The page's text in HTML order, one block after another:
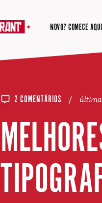
NOVO? COMECE
2 COMENTÁRIOS /